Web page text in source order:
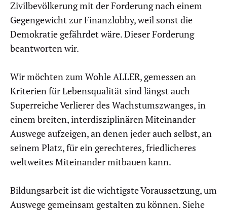
Zivilbevölkerung mit der Forderung nach einem
Gegengewicht zur Finanzlobby, weil sonst die
Demokratie gefährdet wäre. Dieser Forderung
beantworten wir.
Wir möchten zum Wohle ALLER, gemessen an
Kriterien für Lebensqualität sind längst auch
Superreiche Verlierer des Wachstumszwanges, in
einem breiten, interdisziplinären Miteinander
Auswege aufzeigen, an denen jeder auch selbst, an
seinem Platz, für ein gerechteres, friedlicheres
weltweites Miteinander mitbauen kann.
Bildungsarbeit ist die wichtigste Voraussetzung, um
Auswege gemeinsam gestalten zu können. Siehe